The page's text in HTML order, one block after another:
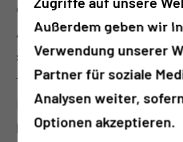
dreidimensionalen Raum
Angebot, besonders
strahlenbedingten
freiliegenden Bereichen,
Narbenkontrakturen der
behandeln. Die
Außerdem geben wir
Verwendung unserer
Partner für soziale
Analysen weiter,
Optionen akzeptieren.